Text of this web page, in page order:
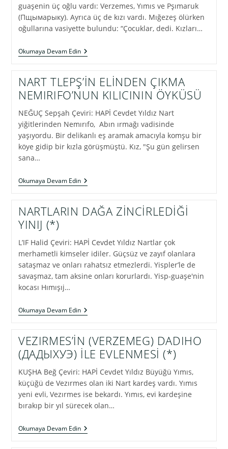
guaşenin üç oğlu vardı: Verzemes, Yımıs ve Pşımaruk
(Пщымарыку). Ayrıca üç de kızı vardı. Mığezeş ölürken
oğullarına vasiyette bulundu: “Çocuklar, dedi. Kızları…
Okumaya Devam EdinNART
MIĞEZEŞKO
(VERZEMEG)
PSETIN
GUAŞE
İLE
EVLENMESİ
(1)
NART TLEPŞ’İN ELİNDEN ÇIKMA
NEMIRIFO’NUN KILICININ ÖYKÜSÜ
NEĞUÇ Sepşah Çeviri: HAPİ Cevdet Yıldız Nart
yiğitlerinden Nemırıfo, Abın ırmağı vadisinde
yaşıyordu. Bir delikanlı eş aramak amacıyla komşu bir
köye gidip bir kızla görüşmüştü. Kız, "Şu gün gelirsen
sana…
Okumaya Devam EdinNART
TLEPŞ’İN
ÇIKMA
NEMIRIFO’NUN
NARTLARIN DAĞA ZİNCİRLEDİĞİ
YINIJ (*)
L’IF Halid Çeviri: HAPİ Cevdet Yıldız Nartlar çok
merhametli kimseler idiler. Güçsüz ve zayıf olanlara
sataşmaz ve onları rahatsız etmezlerdi. Yispler’le de
savaşmaz, tam aksine onları korurlardı. Yisp-guaşe'nin
kocası Hımışıj…
Okumaya Devam EdinNARTLARIN
DAĞA
YINIJ
(*)
VEZIRMES’İN (VERZEMEG) DADIHO
(ДАДЫХУЭ) İLE EVLENMESİ (*)
KUŞHA Beğ Çeviri: HAPİ Cevdet Yıldız Büyüğü Yımıs,
küçüğü de Vezırmes olan iki Nart kardeş vardı. Yımıs
yeni evli, Vezırmes ise bekardı. Yımıs, evi kardeşine
bırakıp bir yıl sürecek olan…
Okumaya Devam EdinVEZIRMES’İN
(VERZEMEG)